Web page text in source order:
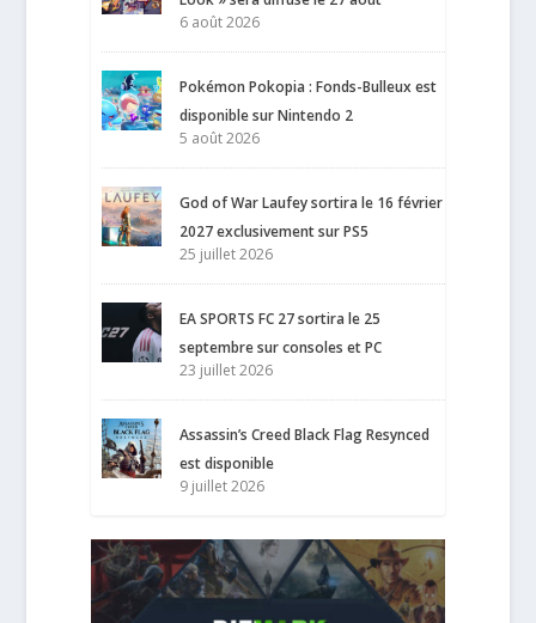
6 août 2026
Pokémon Pokopia : Fonds-Bulleux est
disponible sur Nintendo 2
5 août 2026
God of War Laufey sortira le 16 février
2027 exclusivement sur PS5
25 juillet 2026
EA SPORTS FC 27 sortira le 25
septembre sur consoles et PC
23 juillet 2026
Assassin’s Creed Black Flag Resynced
est disponible
9 juillet 2026